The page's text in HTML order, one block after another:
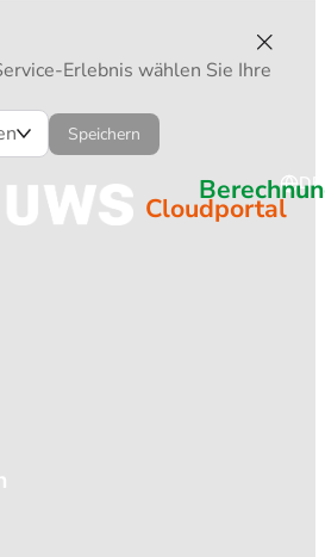
Erlebnis wählen Sie Ihre
Speichern
Cloudportal
DE